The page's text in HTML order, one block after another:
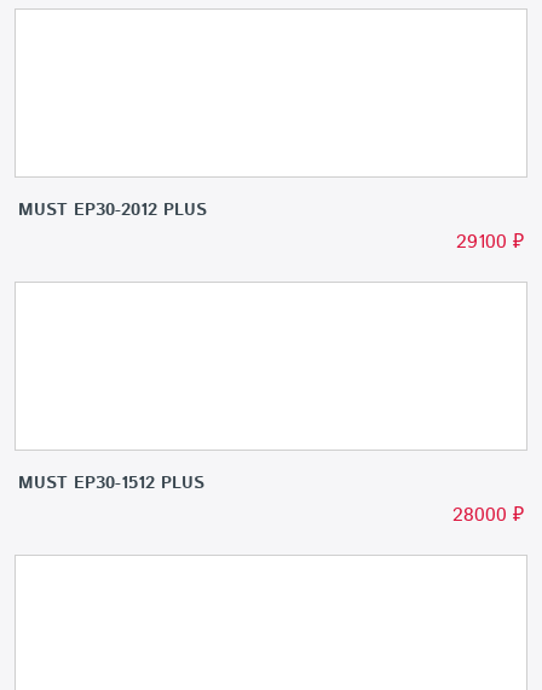
MUST EP30-2012 PLUS
29100 ₽
MUST EP30-1512 PLUS
28000 ₽